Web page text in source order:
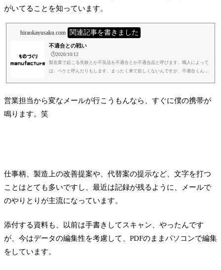
がいてることを知っています。
hiraokayusaku.com 関連記事を書きました
不適合との戦い
🕒️2020/10/12
製造業で起こる失敗とか不良品を不適合とか不適合品と呼びます。職人によって
は、ペケと呼んだりもします。まったく来て欲しくないんですが、不適合くん
の滑り、寒さによる手足のかじかみ、吐息でゴーグルが曇る、意味のわからない
図面、社長の無茶振り。笑製造部門だけで解決するのは不可能ですので、経営幹
営業担当から変なメールが行こうもんなら、すぐに僕の携帯が
鳴ります。笑
仕事柄、製造上の改善提案や、代替案の提示など、文字を打つ
ことはとても多いですし、最近は記録が残るように、メールで
のやりとりが主流になっています。
添付する資料も、以前は手書きしてスキャン、やったんです
が、今はデータの編集性を考慮して、PDFのままパソコンで編集
をしています。